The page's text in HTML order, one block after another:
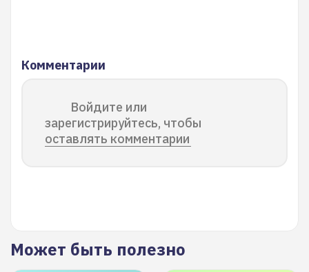
Комментарии
Войдите или
зарегистрируйтесь, чтобы
оставлять комментарии
Может быть полезно